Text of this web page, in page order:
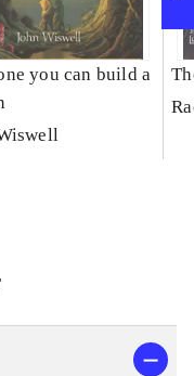
you can build a